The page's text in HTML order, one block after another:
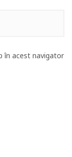
în acest navigator